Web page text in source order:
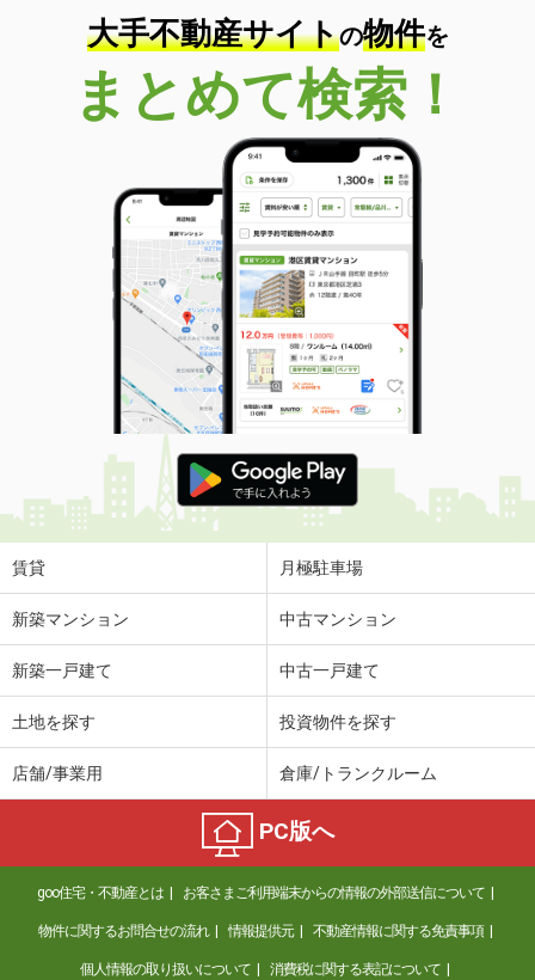
間取り
1LDK
山形県山形市山家町２丁目
価 格
6万円
山形県山形市山家町２丁目
62.37m²
間取り
3LDK
山形県山形市小姓町
価 格
4.90万円
住 所
山形県山形市小姓町
専有面積 52.6m²
間取り
2DK
山形県東村山郡中山町大字長崎
価 格
4.60万円
住 所
山形県東村山郡中山町大字長崎
専有面積
山形県山形市松山２丁目
5.90万円
山形県山形市印役町２
4.90万円
住 所
山形県山形市印役町２
専有面積 45.12m²
間取り
1LDK
山形県山形市元木２丁目
大手不動産サイトの物件を
まとめて検索！
賃貸 月極駐車場
新築マンション 中古マンション
新築一戸建て 中古一戸建て
土地を探す 投資物件を探す
店舗/事業用 倉庫/トランクルーム
PC版へ
goo住宅・不動産とは お客さまご利用端末からの情報の外部送信について
物件に関するお問合せの流れ 情報提供元 不動産情報に関する免責事項
個人情報の取り扱いについて 消費税に関する表記について